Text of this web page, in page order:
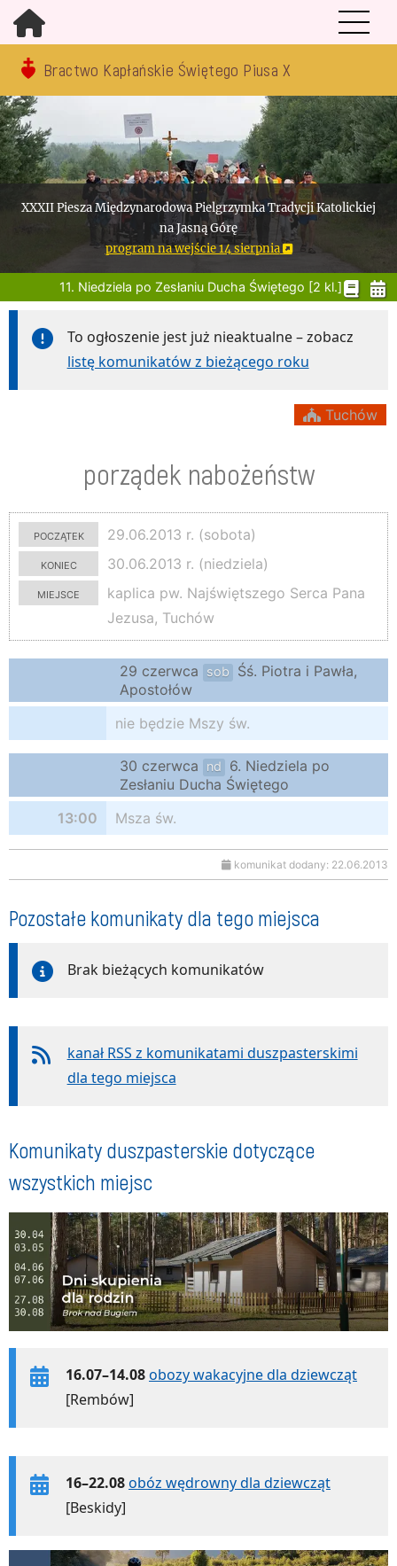
Bractwo Kapłańskie Świętego Piusa X
XXXII Piesza Międzynarodowa Pielgrzymka Tradycji Katolickiej
na Jasną Górę
program na wejście 14 sierpnia
11. Niedziela po Zesłaniu Ducha Świętego [2 kl.]
To ogłoszenie jest już nieaktualne – zobacz
listę komunikatów z bieżącego roku
Tuchów
porządek nabożeństw
początek
29.06.2013 r. (sobota)
koniec
30.06.2013 r. (niedziela)
miejsce
kaplica pw. Najświętszego Serca Pana
Jezusa, Tuchów
29 czerwca sob
Śś. Piotra i Pawła,
Apostołów
nie będzie Mszy św.
30 czerwca nd
6. Niedziela po
Zesłaniu Ducha Świętego
13:00
Msza św.
komunikat dodany: 22.06.2013
Pozostałe komunikaty dla tego miejsca
Brak bieżących komunikatów
kanał RSS z komunikatami duszpasterskimi
dla tego miejsca
Komunikaty duszpasterskie dotyczące
wszystkich miejsc
16.07–14.08obozy wakacyjne dla dziewcząt
[Rembów]
16–22.08obóz wędrowny dla dziewcząt
[Beskidy]